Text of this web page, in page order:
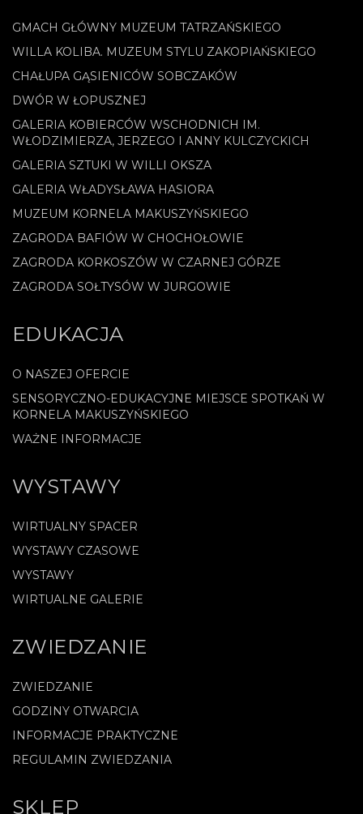
GMACH GŁÓWNY MUZEUM TATRZAŃSKIEGO
WILLA KOLIBA. MUZEUM STYLU ZAKOPIAŃSKIEGO
CHAŁUPA GĄSIENICÓW SOBCZAKÓW
DWÓR W ŁOPUSZNEJ
GALERIA KOBIERCÓW WSCHODNICH IM.
WŁODZIMIERZA, JERZEGO I ANNY KULCZYCKICH
GALERIA SZTUKI W WILLI OKSZA
GALERIA WŁADYSŁAWA HASIORA
MUZEUM KORNELA MAKUSZYŃSKIEGO
ZAGRODA BAFIÓW W CHOCHOŁOWIE
ZAGRODA KORKOSZÓW W CZARNEJ GÓRZE
ZAGRODA SOŁTYSÓW W JURGOWIE
EDUKACJA
O NASZEJ OFERCIE
SENSORYCZNO-EDUKACYJNE MIEJSCE SPOTKAŃ W
KORNELA MAKUSZYŃSKIEGO
WAŻNE INFORMACJE
WYSTAWY
WIRTUALNY SPACER
WYSTAWY CZASOWE
WYSTAWY
WIRTUALNE GALERIE
ZWIEDZANIE
ZWIEDZANIE
GODZINY OTWARCIA
INFORMACJE PRAKTYCZNE
REGULAMIN ZWIEDZANIA
SKLEP